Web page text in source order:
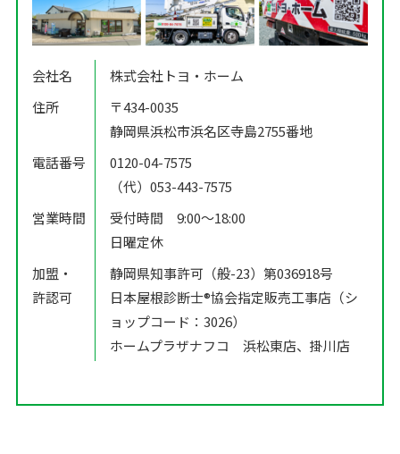
会社名
株式会社トヨ・ホーム
住所
〒434-0035
静岡県浜松市浜名区寺島2755番地
電話番号
0120-04-7575
（代）053-443-7575
営業時間
受付時間 9:00〜18:00
日曜定休
加盟・
許認可
静岡県知事許可（般-23）第036918号
日本屋根診断士®️協会指定販売工事店（シ
ョップコード：3026）
ホームプラザナフコ 浜松東店、掛川店